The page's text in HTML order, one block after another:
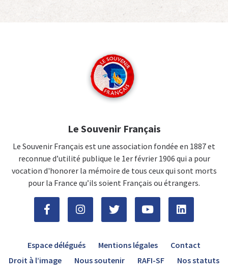
Le Souvenir Français
Le Souvenir Français est une association fondée en 1887 et
reconnue d’utilité publique le 1er février 1906 qui a pour
vocation d'honorer la mémoire de tous ceux qui sont morts
pour la France qu’ils soient Français ou étrangers.
Espace délégués Mentions légales
Contact
Droit à l’image
Nous soutenir RAFI-SF Nos statuts